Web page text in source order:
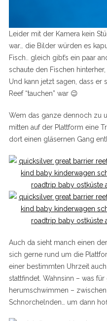
Leider mit der Kamera kein
war… die Bilder würden es
Fisch.. gleich gibt’s ein paar
schaute den Fischen
Und kann jetzt sagen, dass er
Reef “tauchen” war 😉
Wem das ganze dennoch zu
mitten auf der Plattform eine
dort einen gläsernen Gang
Auch da sieht manch einen
sich gerne rund um die
einer bestimmten Uhrzeit
stattfindet. Wahnsinn – was
herumschwimmen –
Schnorchelnden… um dann